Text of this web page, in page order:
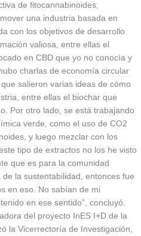
de fitocannabinoides,
una industria basada en
con los objetivos de desarrollo
valiosa, entre ellas el
en CBD que yo no conocía y
charlas de economía circular
salieron varias ideas de cómo
entre ellas el biochar que
Por otro lado, se está trabajando
verde, como el uso de CO2
y luego mezclar con los
tipo de extractos no los he visto
que es para la comunidad
la sustentabilidad, entonces fue
en eso. No sabían de mi
en ese sentido”, concluyó.
del proyecto InES I+D de la
la Vicerrectoría de Investigación,